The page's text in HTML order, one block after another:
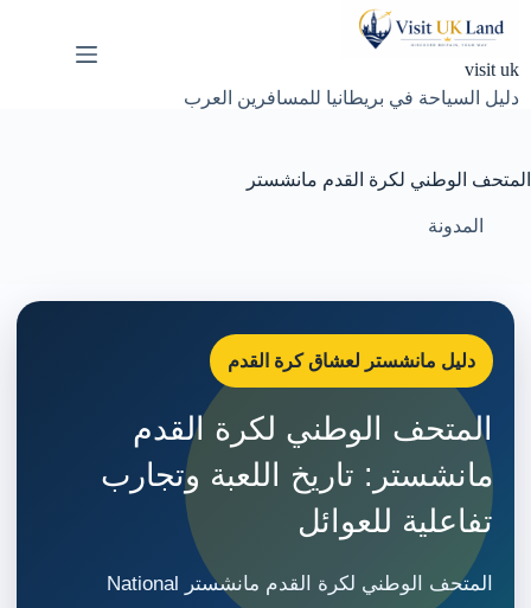
visit uk
دليل السياحة في بريطانيا للمسافرين العرب
المتحف الوطني لكرة القدم مانشستر
المدونة
دليل مانشستر لعشاق كرة القدم
المتحف الوطني لكرة القدم
مانشستر: تاريخ اللعبة وتجارب
تفاعلية للعوائل
المتحف الوطني لكرة القدم مانشستر National